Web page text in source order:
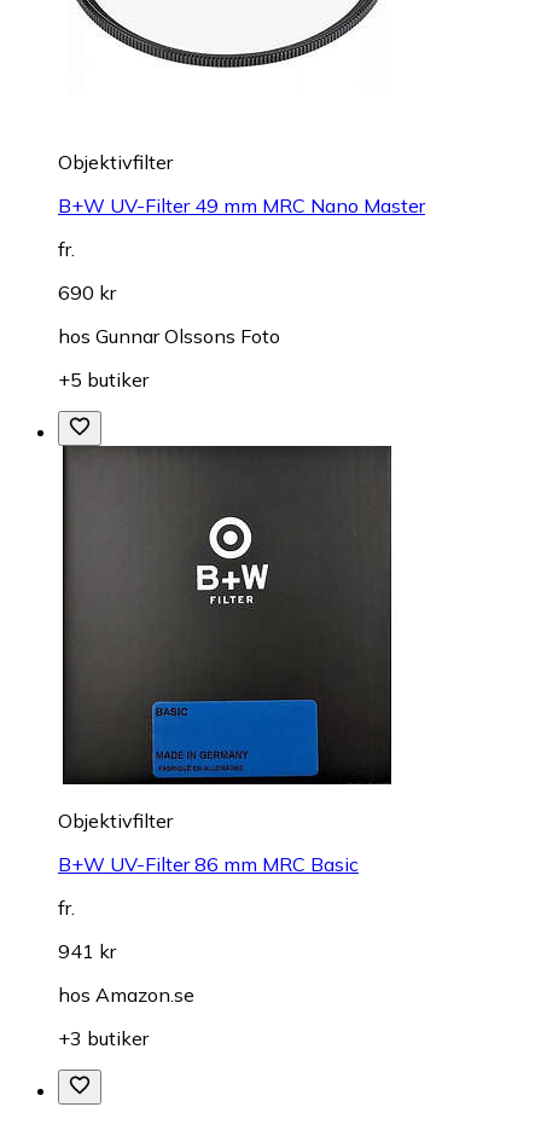
Objektivfilter
B+W UV-Filter 49 mm MRC Nano Master
fr.
690 kr
hos Gunnar Olssons Foto
+5 butiker
Objektivfilter
B+W UV-Filter 86 mm MRC Basic
fr.
941 kr
hos Amazon.se
+3 butiker